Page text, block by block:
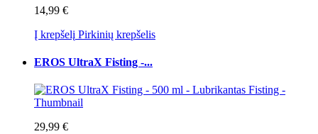
14,99 €
Į krepšelį Pirkinių krepšelis
EROS UltraX Fisting -...
29,99 €